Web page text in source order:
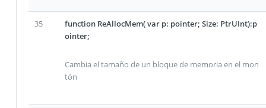
35
function ReAllocMem( var p: pointer; Size: PtrUInt):p
ointer;
Cambia el tamaño de un bloque de memoria en el mon
tón